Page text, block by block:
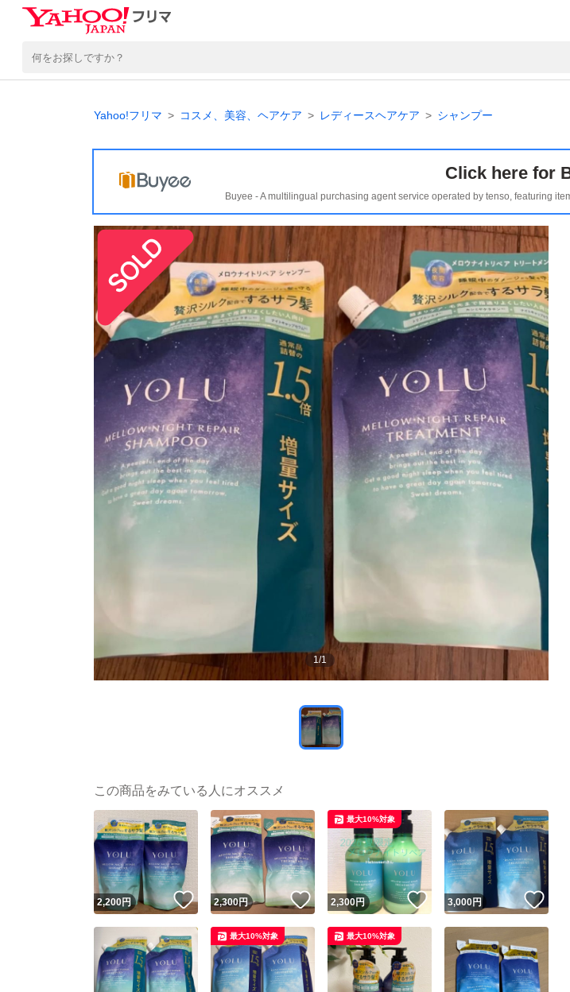
Yahoo!フリマ コスメ、美容、ヘアケア レディースヘアケア シャンプー
Click here for
Buyee - A multilingual purchasing agent service operated by tenso, featuring
1/1
この商品をみている人にオススメ
2,200円 いいね！
2,300円 いいね！
2,300円 いいね！
最大10%対象
3,000円
最大10%対象 最大10%対象